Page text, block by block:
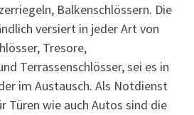
Balkenschlössern. Die
versiert in jeder Art von
Tresore,
Terrassenschlösser, sei es in
im Austausch. Als Notdienst
Türen wie auch Autos sind die